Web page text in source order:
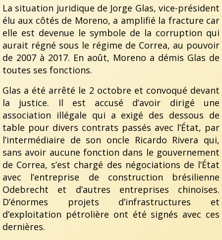
La situation juridique de Jorge Glas, vice-président
élu aux côtés de Moreno, a amplifié la fracture car
elle est devenue le symbole de la corruption qui
aurait régné sous le régime de Correa, au pouvoir
de 2007 à 2017. En août, Moreno a démis Glas de
toutes ses fonctions.
Glas a été arrêté le 2 octobre et convoqué devant
la justice. Il est accusé d’avoir dirigé une
association illégale qui a exigé des dessous de
table pour divers contrats passés avec l’État, par
l’intermédiaire de son oncle Ricardo Rivera qui,
sans avoir aucune fonction dans le gouvernement
de Correa, s’est chargé des négociations de l’État
avec l’entreprise de construction brésilienne
Odebrecht et d’autres entreprises chinoises.
D’énormes projets d’infrastructures et
d’exploitation pétrolière ont été signés avec ces
dernières.